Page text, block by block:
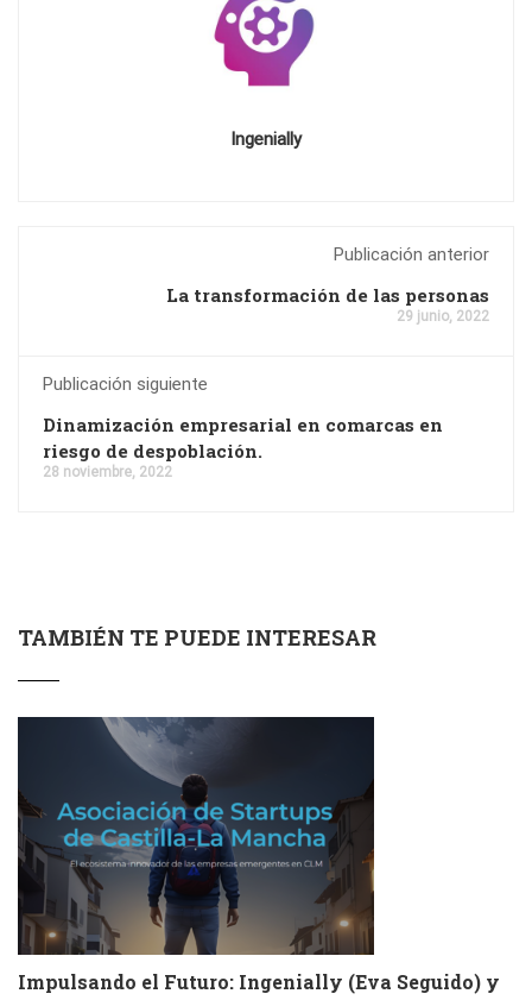
Ingenially
Publicación anterior
La transformación de las personas
29 junio, 2022
Publicación siguiente
Dinamización empresarial en comarcas en
riesgo de despoblación.
28 noviembre, 2022
TAMBIÉN TE PUEDE INTERESAR
Impulsando el Futuro: Ingenially (Eva Seguido) y